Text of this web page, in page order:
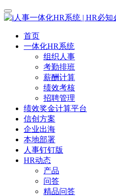
首页
一体化HR系统
组织人事
考勤排班
薪酬计算
绩效考核
招聘管理
绩效奖金计算平台
信创方案
企业出海
本地部署
人事钉钉版
HR动态
产品
问答
精品问答